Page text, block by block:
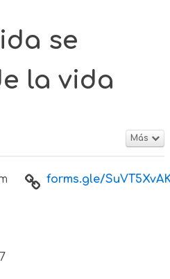
se
la vida
Más
forms.gle/